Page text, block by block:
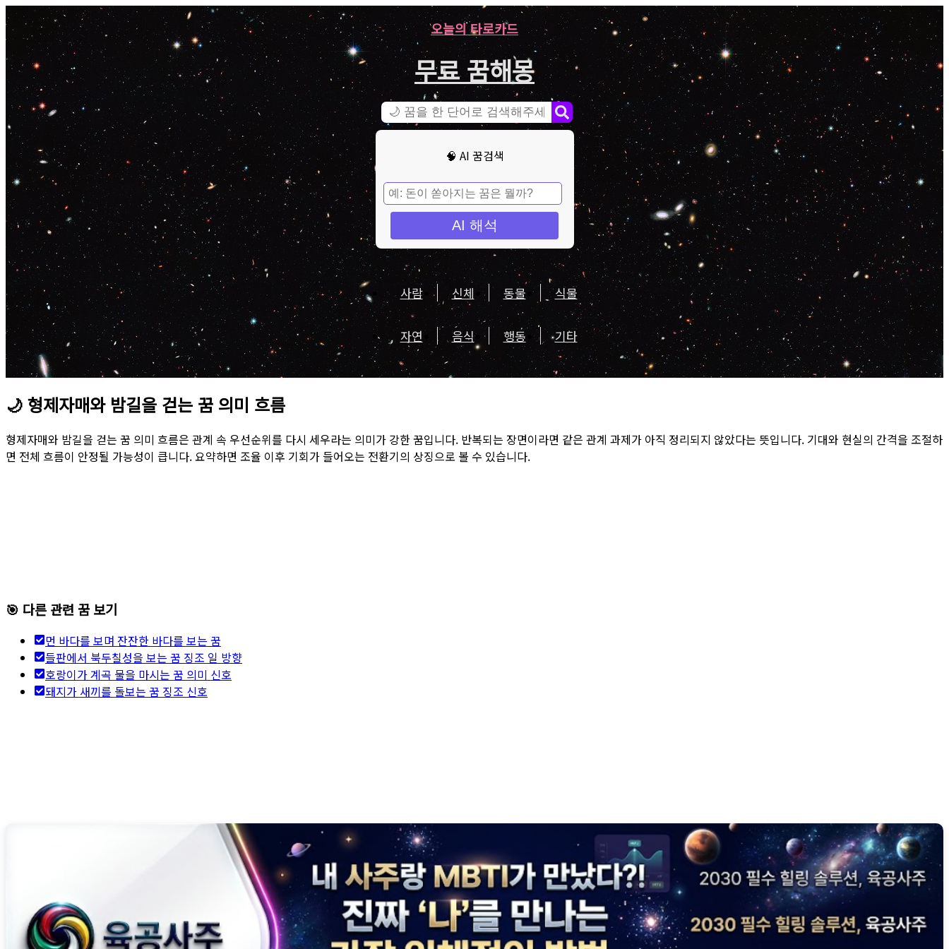
오늘의 타로카드
무료 꿈해몽
🧠 AI 꿈검색
AI 해석
사람 신체 동물 식물
자연 음식 행동 기타
🌙 형제자매와 밤길을 걷는 꿈 의미 흐름
형제자매와 밤길을 걷는 꿈 의미 흐름은 관계 속 우선순위를 다시 세우라는 의미가 강한 꿈입니다. 반복되는 장면이라면 같은 관계 과제가 아직 정리되지 않았다는 뜻입니다. 기대와 현실의 간격을 조절하
면 전체 흐름이 안정될 가능성이 큽니다. 요약하면 조율 이후 기회가 들어오는 전환기의 상징으로 볼 수 있습니다.
🎯 다른 관련 꿈 보기
먼 바다를 보며 잔잔한 바다를 보는 꿈
들판에서 북두칠성을 보는 꿈 징조 일 방향
호랑이가 계곡 물을 마시는 꿈 의미 신호
돼지가 새끼를 돌보는 꿈 징조 신호